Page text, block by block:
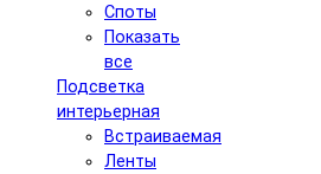
Споты
Показать
все
Подсветка
интерьерная
Встраиваемая
Ленты